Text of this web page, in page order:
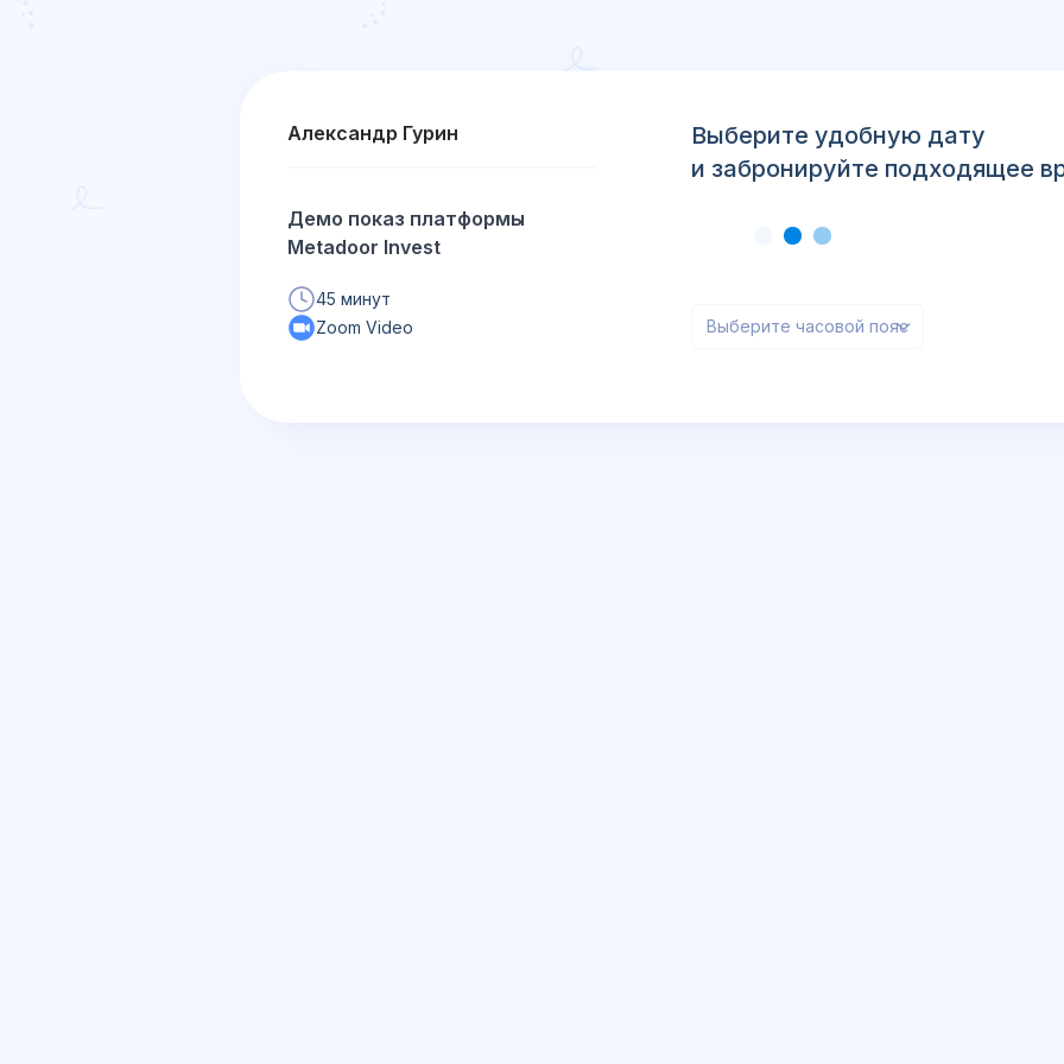
Александр Гурин
Демо показ платформы
Metadoor Invest
45 минут
Zoom Video
Выберите удобную дату
и забронируйте подходящее
Выберите часовой пояс